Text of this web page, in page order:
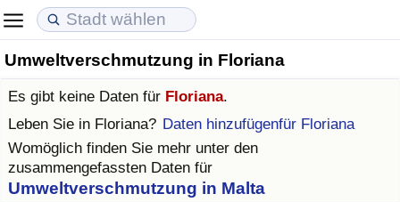
Umweltverschmutzung in Floriana
Es gibt keine Daten für Floriana.
Leben Sie in Floriana? Daten hinzufügenfür Floriana
Womöglich finden Sie mehr unter den
zusammengefassten Daten für
Umweltverschmutzung in Malta
Lebenshaltungskosten
Lebenshaltungskosten-Index
Immobilienpreise
Immobilienpreis-Index
Lebensqualität
Lebensqualität-Index (aktuell)